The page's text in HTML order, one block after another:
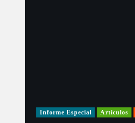
Informe Especial Artículos